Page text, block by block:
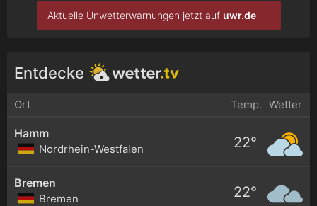
Aktuelle Unwetterwarnungen jetzt auf uwr.de
Entdecke
Ort Temp. Wetter
Hamm
Nordrhein-Westfalen 22°
Bremen
Bremen 22°